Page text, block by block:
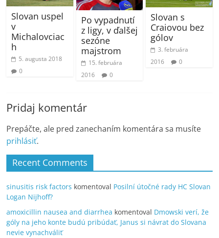
Slovan uspel
v
Michalovciac
h
5. augusta 2018
0
Po vypadnutí
z ligy, v ďalšej
sezóne
majstrom
15. februára
2016
0
Slovan s
Craiovou bez
gólov
3. februára
2016
0
Pridaj komentár
Prepáčte, ale pred zanechaním komentára sa musíte
prihlásiť.
Recent Comments
sinusitis risk factors komentoval Posilní útočné rady HC Slovan
Logan Nijhoff?
amoxicillin nausea and diarrhea komentoval Dmowski verí, že
góly na jeho konte budú pribúdať, Janus si návrat do Slovana
nevie vynachváliť